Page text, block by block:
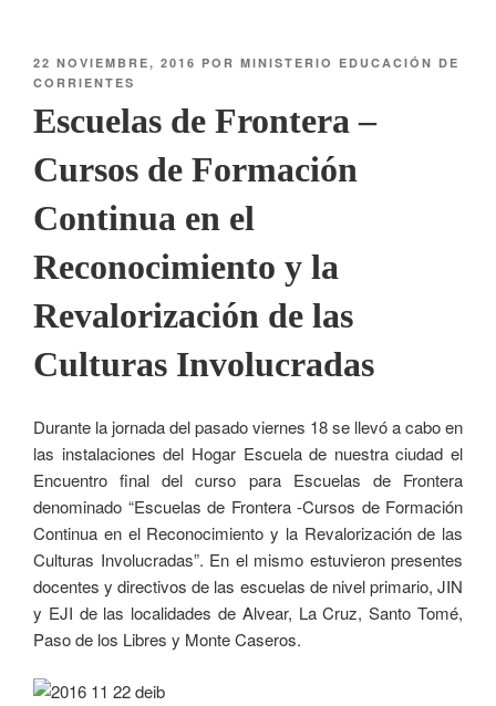
22 NOVIEMBRE, 2016 POR MINISTERIO EDUCACIÓN DE
CORRIENTES
Escuelas de Frontera –
Cursos de Formación
Continua en el
Reconocimiento y la
Revalorización de las
Culturas Involucradas
Durante la jornada del pasado viernes 18 se llevó a cabo en
las instalaciones del Hogar Escuela de nuestra ciudad el
Encuentro final del curso para Escuelas de Frontera
denominado “Escuelas de Frontera -Cursos de Formación
Continua en el Reconocimiento y la Revalorización de las
Culturas Involucradas”. En el mismo estuvieron presentes
docentes y directivos de las escuelas de nivel primario, JIN
y EJI de las localidades de Alvear, La Cruz, Santo Tomé,
Paso de los Libres y Monte Caseros.